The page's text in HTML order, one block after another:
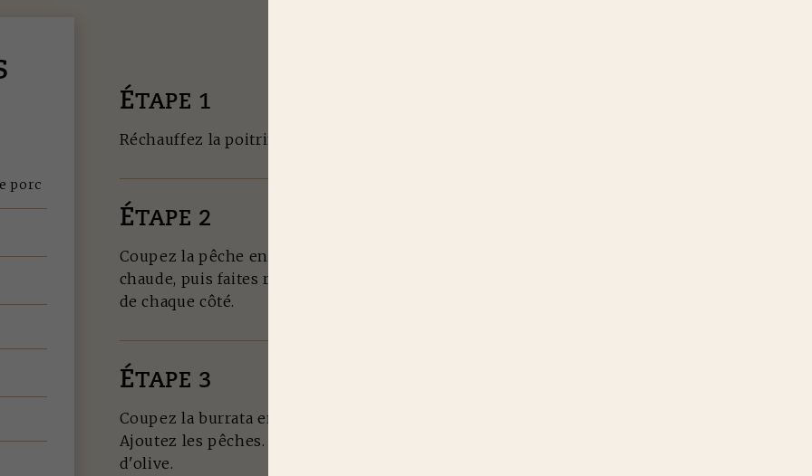
porc
ÉTAPE 1
Réchauffez la poitrine de porc au four, au airfryer ou au barbecue.
ÉTAPE 2
Coupez la pêche en quartiers. Déposez le beurre dans une poêle
chaude, puis faites revenir les pêches à feu vif pendant 2 minutes
de chaque côté.
ÉTAPE 3
Coupez la burrata en morceaux et répartissez-la dans les assiettes.
Ajoutez les pêches. Salez, poivrez et arrosez d'un filet d'huile
d'olive.